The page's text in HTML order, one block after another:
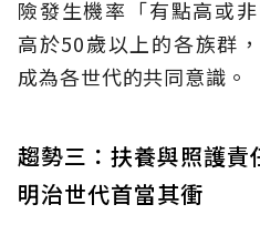
險發生機率「有點高或
高於50歲以上的各族群
成為各世代的共同意識。
趨勢三：扶養與照護責
明治世代首當其衝